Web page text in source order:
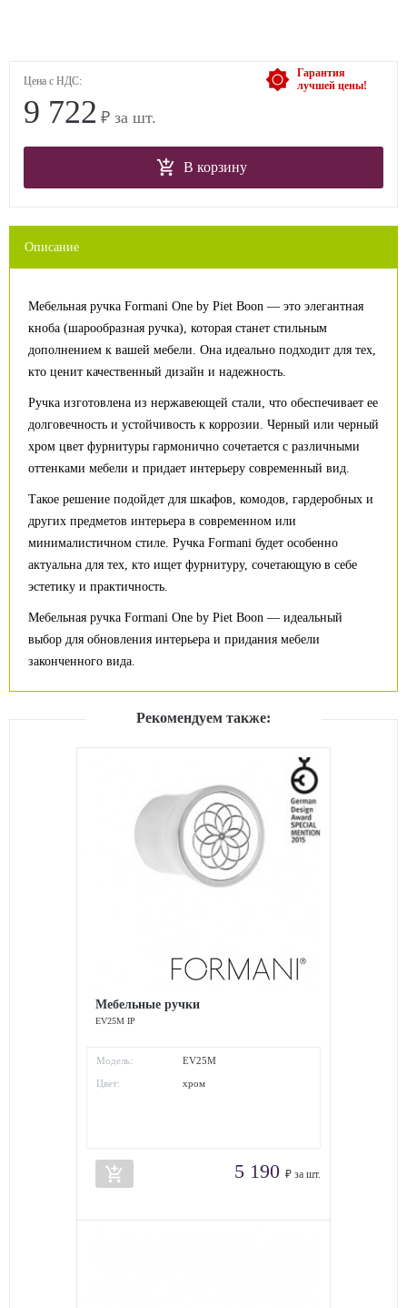
Гарантия
лучшей цены!
Цена с НДС:
9 722 ₽ за шт.
В корзину
Описание
Мебельная ручка Formani One by Piet Boon — это элегантная
кноба (шарообразная ручка), которая станет стильным
дополнением к вашей мебели. Она идеально подходит для тех,
кто ценит качественный дизайн и надежность.
Ручка изготовлена из нержавеющей стали, что обеспечивает ее
долговечность и устойчивость к коррозии. Черный или черный
хром цвет фурнитуры гармонично сочетается с различными
оттенками мебели и придает интерьеру современный вид.
Такое решение подойдет для шкафов, комодов, гардеробных и
других предметов интерьера в современном или
минималистичном стиле. Ручка Formani будет особенно
актуальна для тех, кто ищет фурнитуру, сочетающую в себе
эстетику и практичность.
Мебельная ручка Formani One by Piet Boon — идеальный
выбор для обновления интерьера и придания мебели
законченного вида.
Рекомендуем также:
Мебельные ручки
EV25M IP
Модель: EV25M
Цвет: хром
add_shopping_cart 5 190 ₽ за шт.